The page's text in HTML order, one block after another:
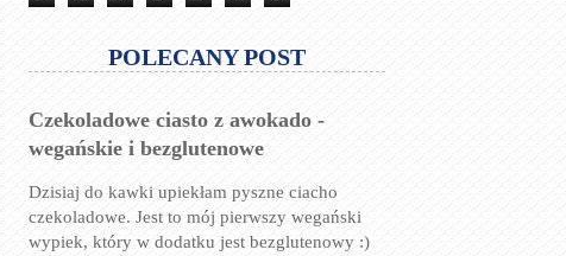
POLECANY POST
Czekoladowe ciasto z awokado -
wegańskie i bezglutenowe
Dzisiaj do kawki upiekłam pyszne ciacho
czekoladowe. Jest to mój pierwszy wegański
wypiek, który w dodatku jest bezglutenowy :)